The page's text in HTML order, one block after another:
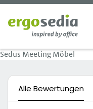
Sedus Meeting Möbel
Alle Bewertungen